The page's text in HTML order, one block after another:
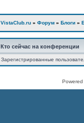
VistaClub.ru » Форум » Блоги »
Кто сейчас на конференции
Зарегистрированные